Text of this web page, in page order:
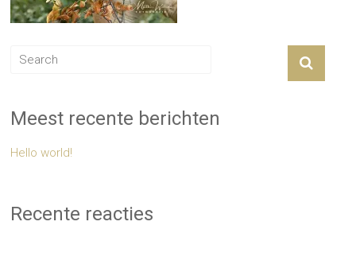
Meest recente berichten
Hello world!
Recente reacties